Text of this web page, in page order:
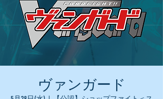
ヴァンガード